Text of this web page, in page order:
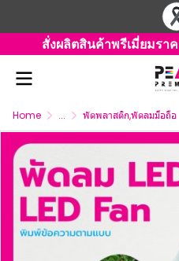
สั่งผลิตสินค้าพรีเมี่ยมรา
Home ... พัดพลาสติก,พัดลมมือถือ